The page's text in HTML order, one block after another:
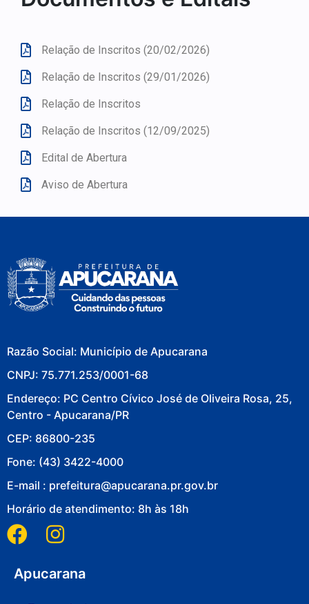
Relação de Inscritos (20/02/2026)
Relação de Inscritos (29/01/2026)
Relação de Inscritos
Relação de Inscritos (12/09/2025)
Edital de Abertura
Aviso de Abertura
Razão Social: Município de Apucarana
CNPJ: 75.771.253/0001-68
Endereço: PC Centro Cívico José de Oliveira Rosa, 25,
Centro - Apucarana/PR
CEP: 86800-235
Fone: (43) 3422-4000
E-mail : prefeitura@apucarana.pr.gov.br
Horário de atendimento: 8h às 18h
Apucarana